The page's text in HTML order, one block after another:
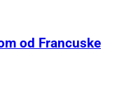
od Francuske